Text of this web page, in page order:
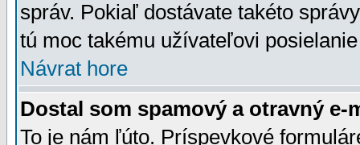
správ. Pokiaľ dostávate takéto
tú moc takému užívateľovi
Návrat hore
Dostal som spamový a otravný e-
To je nám ľúto. Príspevkové